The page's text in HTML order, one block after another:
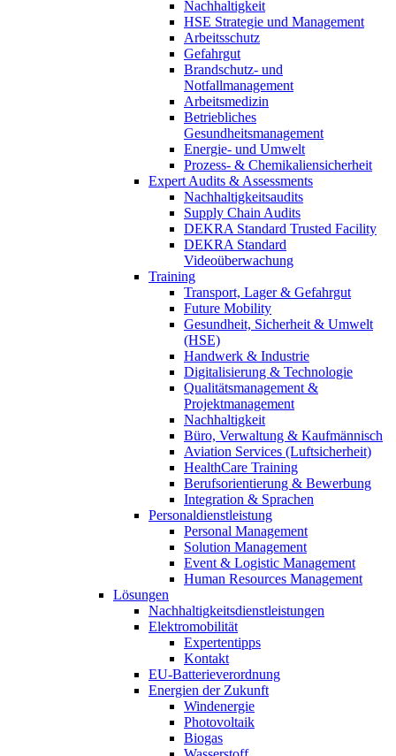
Nachhaltigkeit
HSE Strategie und Management
Arbeitsschutz
Gefahrgut
Brandschutz- und
Notfallmanagement
Arbeitsmedizin
Betriebliches
Gesundheitsmanagement
Energie- und Umwelt
Prozess- & Chemikaliensicherheit
Expert Audits & Assessments
Nachhaltigkeitsaudits
Supply Chain Audits
DEKRA Standard Trusted Facility
DEKRA Standard
Videoüberwachung
Training
Transport, Lager & Gefahrgut
Future Mobility
Gesundheit, Sicherheit & Umwelt
(HSE)
Handwerk & Industrie
Digitalisierung & Technologie
Qualitätsmanagement &
Projektmanagement
Nachhaltigkeit
Büro, Verwaltung & Kaufmännisch
Aviation Services (Luftsicherheit)
HealthCare Training
Berufsorientierung & Bewerbung
Integration & Sprachen
Personaldienstleistung
Personal Management
Solution Management
Event & Logistic Management
Human Resources Management
Lösungen
Nachhaltigkeitsdienstleistungen
Elektromobilität
Expertentipps
Kontakt
EU-Batterieverordnung
Energien der Zukunft
Windenergie
Photovoltaik
Biogas